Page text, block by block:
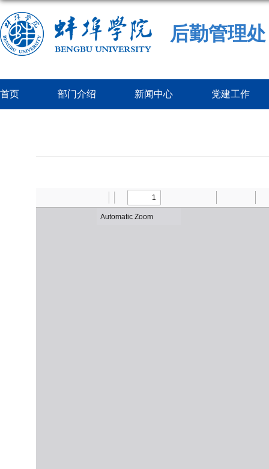
后勤管理处
首页 部门介绍 新闻中心 党建工作